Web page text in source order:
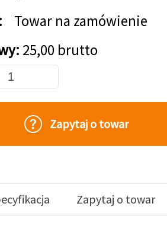
Towar na zamówienie
25,00 brutto
Zapytaj o towar
Zapytaj o towar